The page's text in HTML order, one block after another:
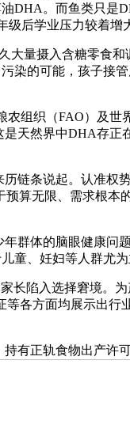
。而鱼类只是
后学业压力较着增
量摄入含糖零食和
染的可能，孩子接
织（FAO）及世
然界中DHA存正
条说起。认准权
算无限、需求根
体的脑眼健康问
、妊妇等人群尤
陷入选择窘境。
各方面均展示出
正轨食物出产许